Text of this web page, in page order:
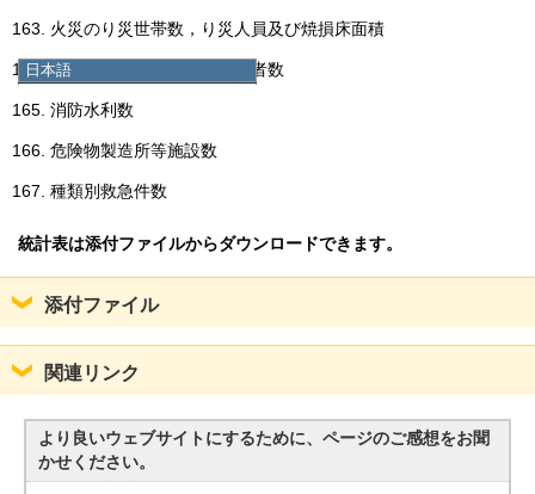
日本語
English
한국어
简体中文
繁體中文
火災のり災世帯数，り災人員及び焼損床面積
火災による損害額及び死傷者数
消防水利数
危険物製造所等施設数
種類別救急件数
統計表は添付ファイルからダウンロードできます。
添付ファイル
関連リンク
より良いウェブサイトにするために、ページのご感想をお聞
かせください。